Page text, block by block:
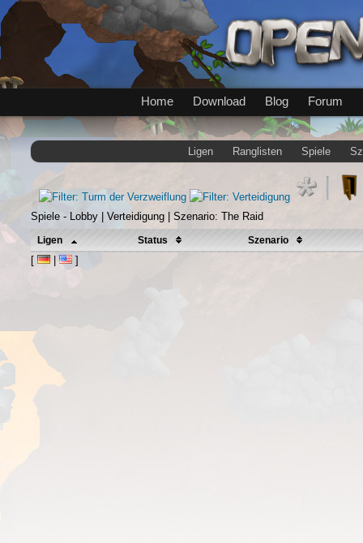
Home Download Blog Forum
Ligen Ranglisten Spiele
Spiele - Lobby | Verteidigung | Szenario: The Raid
Ligen Status Szenario
[ | ]